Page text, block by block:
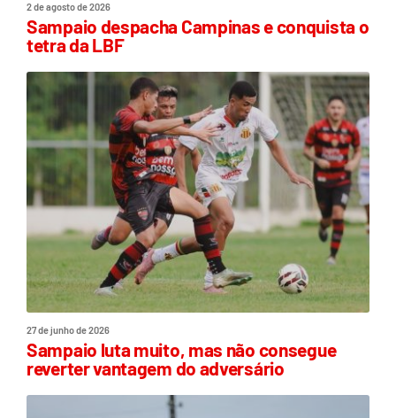
2 de agosto de 2026
Sampaio despacha Campinas e conquista o
tetra da LBF
27 de junho de 2026
Sampaio luta muito, mas não consegue
reverter vantagem do adversário